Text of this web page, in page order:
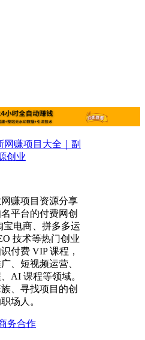
网赚项目资源分享
平台的付费网创
宝电商、拼多多运
技术等热门创业
付费 VIP 课程，
、短视频运营、
AI 课程等领域。
、寻找项目的创
场人。
务合作